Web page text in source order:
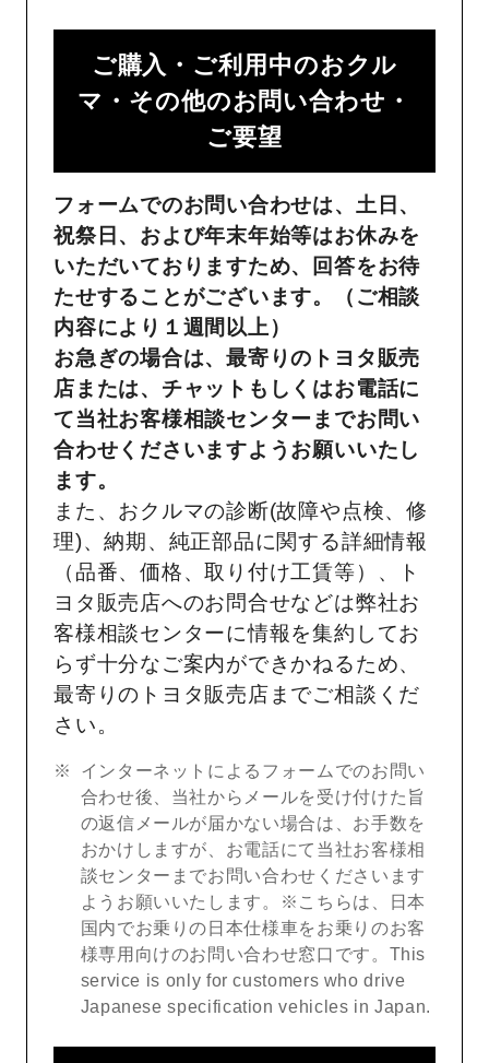
ご購入・ご利用中のおクル
マ・その他のお問い合わせ・
ご要望​
フォームでのお問い合わせは、土日、
祝祭日、および年末年始等はお休みを
いただいておりますため、回答をお待
たせすることがございます。（ご相談
内容により１週間以上）
お急ぎの場合は、最寄りのトヨタ販売
店または、チャットもしくはお電話に
て当社お客様相談センターまでお問い
合わせくださいますようお願いいたし
ます。
また、おクルマの診断(故障や点検、修
理)、納期、純正部品に関する詳細情報
（品番、価格、取り付け工賃等）、ト
ヨタ販売店へのお問合せなどは弊社お
客様相談センターに情報を集約してお
らず十分なご案内ができかねるため、
最寄りのトヨタ販売店までご相談くだ
さい。
インターネットによるフォームでのお問い
合わせ後、当社からメールを受け付けた旨
の返信メールが届かない場合は、お手数を
おかけしますが、お電話にて当社お客様相
談センターまでお問い合わせくださいます
ようお願いいたします。※こちらは、日本
国内でお乗りの日本仕様車をお乗りのお客
様専用向けのお問い合わせ窓口です。This
service is only for customers who drive
Japanese specification vehicles in Japan.